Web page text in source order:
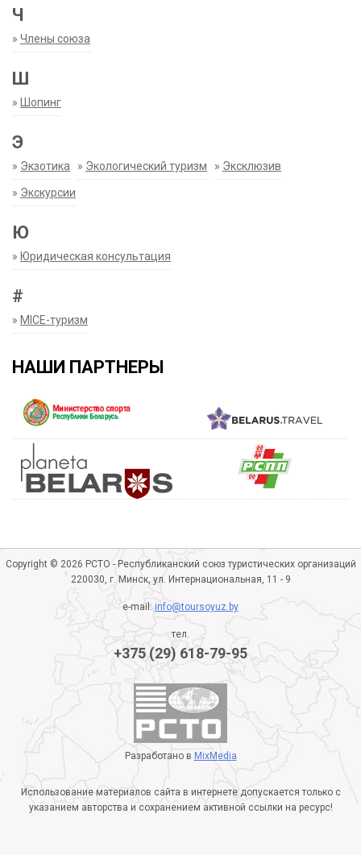
Ч
» Члены союза
Ш
» Шопинг
Э
» Экзотика » Экологический туризм » Эксклюзив
» Экскурсии
Ю
» Юридическая консультация
#
» MICE-туризм
НАШИ ПАРТНЕРЫ
Copyright © 2026 РСТО - Республиканский союз туристических организаций
220030, г. Минск, ул. Интернациональная, 11 - 9
e-mail:info@toursoyuz.by
тел.
+375 (29) 618-79-95
Разработано в MixMedia
Использование материалов сайта в интернете допускается только с
указанием авторства и сохранением активной ссылки на ресурс!